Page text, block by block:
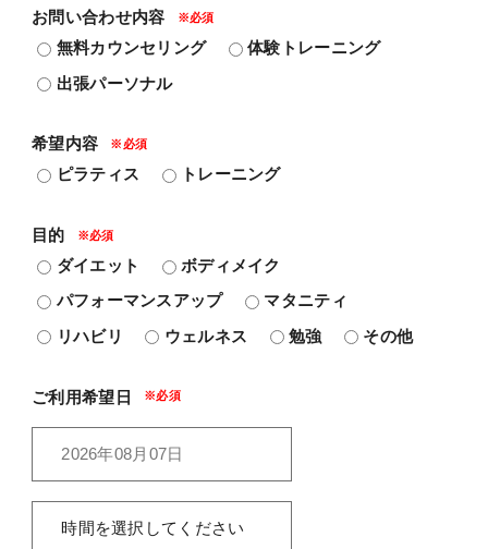
お問い合わせ内容
無料カウンセリング
体験トレーニング
出張パーソナル
希望内容
ピラティス
トレーニング
目的
ダイエット
ボディメイク
パフォーマンスアップ マタニティ
リハビリ ウェルネス 勉強 その他
ご利用希望日